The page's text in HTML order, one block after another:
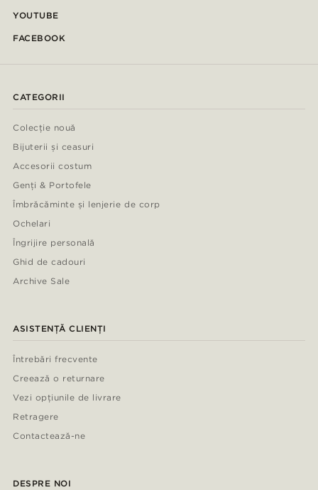
YOUTUBE
FACEBOOK
CATEGORII
Colecție nouă
Bijuterii și ceasuri
Accesorii costum
Genți & Portofele
Îmbrăcăminte și lenjerie de corp
Ochelari
Îngrijire personală
Ghid de cadouri
Archive Sale
ASISTENȚĂ CLIENȚI
Întrebări frecvente
Creează o returnare
Vezi opțiunile de livrare
Retragere
Contactează-ne
DESPRE NOI